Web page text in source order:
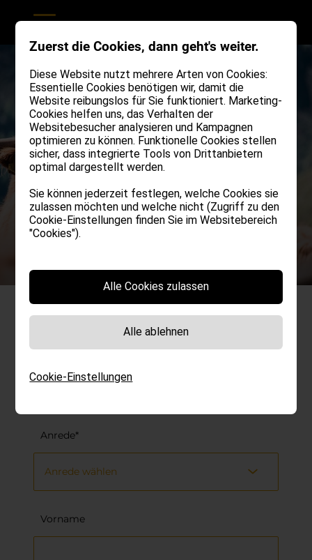
Unverbindliche Anfrage
Jetzt Traumurlaub
Anrede*
Vorname
Zuerst die Cookies, dann geht's weiter.
Diese Website nutzt mehrere Arten von Cookies:
Essentielle Cookies benötigen wir, damit die
Website reibungslos für Sie funktioniert. Marketing-
Cookies helfen uns, das Verhalten der
Websitebesucher analysieren und Kampagnen
optimieren zu können. Funktionelle Cookies stellen
sicher, dass integrierte Tools von Drittanbietern
optimal dargestellt werden.
Sie können jederzeit festlegen, welche Cookies sie
zulassen möchten und welche nicht (Zugriff zu den
Cookie-Einstellungen finden Sie im Websitebereich
"Cookies").
Cookie-Einstellungen
Alle Cookies zulassen
Alle ablehnen